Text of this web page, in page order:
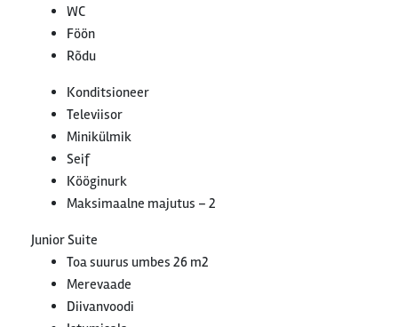
WC
Föön
Rõdu
Konditsioneer
Televiisor
Minikülmik
Seif
Kööginurk
Maksimaalne majutus – 2
Junior Suite
Toa suurus umbes 26 m2
Merevaade
Diivanvoodi